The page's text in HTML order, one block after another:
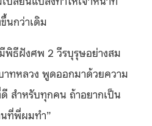
นกว่าเดิม
พิธีฝังศพ 2 วีรบุรุษอย่างสม
าทหลวง พูดออกมาด้วยความ
สำหรับทุกคน ถ้าอยากเป็น
นที่พี่ผมทำ”